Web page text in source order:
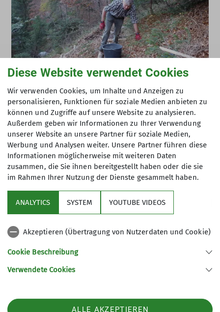
wichtige Infos
Partner
83317 Teisendorf
Telefon +4986666177
Diese Website verwendet Cookies
Wir verwenden Cookies, um Inhalte und Anzeigen zu
personalisieren, Funktionen für soziale Medien anbieten zu
können und Zugriffe auf unsere Website zu analysieren.
Außerdem geben wir Informationen zu Ihrer Verwendung
unserer Website an unsere Partner für soziale Medien,
Werbung und Analysen weiter. Unsere Partner führen diese
Informationen möglicherweise mit weiteren Daten
zusammen, die Sie ihnen bereitgestellt haben oder die sie
im Rahmen Ihrer Nutzung der Dienste gesammelt haben.
ANALYTICS SYSTEM YOUTUBE VIDEOS
Akzeptieren (Übertragung von Nutzerdaten und Cookie)
Cookie Beschreibung
Verwendete Cookies
ALLE AKZEPTIEREN